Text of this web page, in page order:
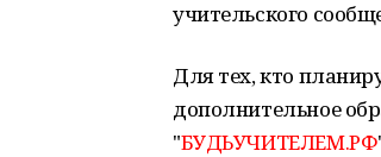
учительского
Для тех, кто
дополнительное
"БУДЬУЧИТЕЛЕМ.РФ